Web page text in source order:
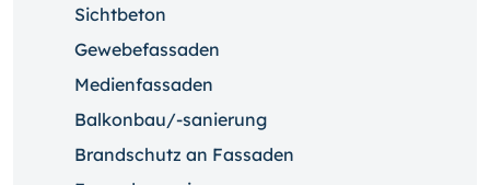
Sichtbeton
Gewebefassaden
Medienfassaden
Balkonbau/-sanierung
Brandschutz an Fassaden